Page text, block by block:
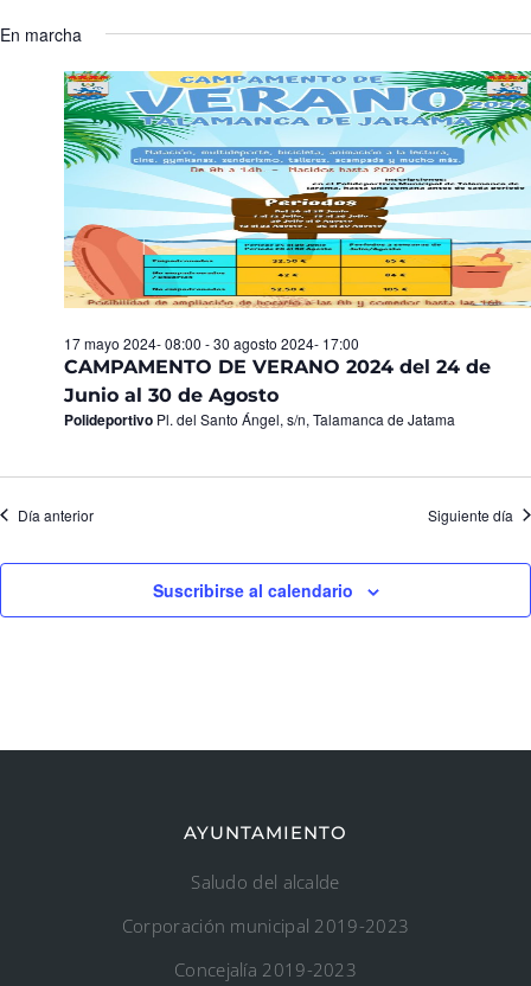
de
Eventos
fecha.
En marcha
CAMPAMENTO DE VERANO 2024 del 24 de
Junio al 30 de Agosto
17 mayo 2024- 08:00 -30 agosto 2024- 17:00
Polideportivo Pl. del Santo Ángel, s/n, Talamanca de Jatama
Día anterior Siguiente día
Suscribirse al calendario
AYUNTAMIENTO
Saludo del alcalde
Corporación municipal 2019-2023
Concejalía 2019-2023